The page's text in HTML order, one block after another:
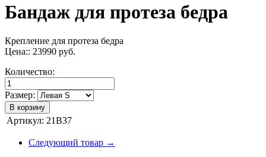
Бандаж для протеза бедра
Крепление для протеза бедра
Цена:: 23990 руб.
Количество:
Размер:
В корзину
Артикул: 21B37
Следующий товар →